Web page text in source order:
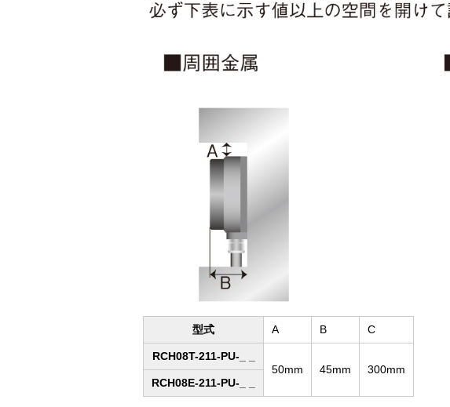
型式 A B C
RCH08T-211-PU-_ _
50mm
45mm
300mm
RCH08E-211-PU-_ _